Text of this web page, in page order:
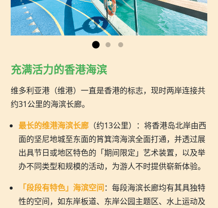
充满活力的香港海滨
维多利亚港（维港）一直是香港的标志，现时两岸连接共
约31公里的海滨长廊。
最长的维港海滨长廊 （约13公里）：将香港岛北岸由西
面的坚尼地城至东面的筲箕湾海滨全面打通，并透过展
出具节日或地区特色的「期间限定」艺术装置，以及举
办不同类型和规模的活动，为游人不时提供崭新体验。
「段段有特色」海滨空间：每段海滨长廊均有其具独特
性的空间，如东岸板道、东岸公园主题区、水上运动及